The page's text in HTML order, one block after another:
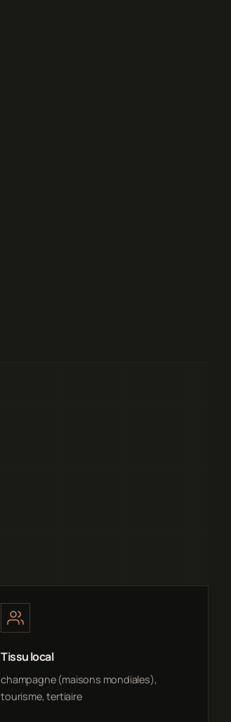
Tissu local
champagne (maisons mondiales),
tourisme, tertiaire